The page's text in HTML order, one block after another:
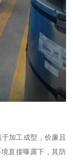
加工成型，价廉且
直接曝露下，其防